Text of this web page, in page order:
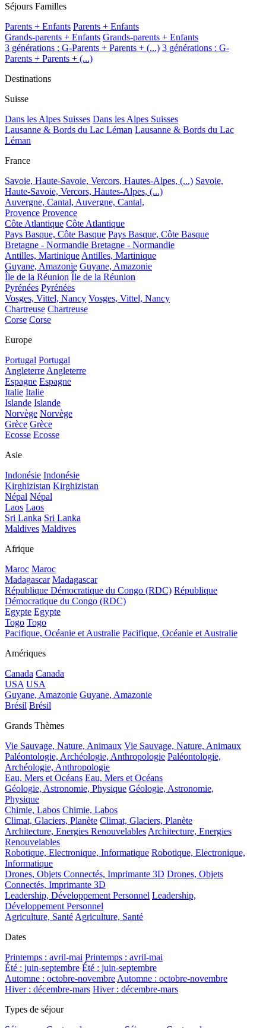
Séjours Familles
Parents + Enfants Parents + Enfants
Grands-parents + Enfants Grands-parents + Enfants
3 générations : G-Parents + Parents + (...) 3 générations : G-
Parents + Parents + (...)
Destinations
Suisse
Dans les Alpes Suisses Dans les Alpes Suisses
Lausanne & Bords du Lac Léman Lausanne & Bords du Lac
Léman
France
Savoie, Haute-Savoie, Vercors, Hautes-Alpes, (...) Savoie,
Haute-Savoie, Vercors, Hautes-Alpes, (...)
Auvergne, Cantal, Auvergne, Cantal,
Provence Provence
Côte Atlantique Côte Atlantique
Pays Basque, Côte Basque Pays Basque, Côte Basque
Bretagne - Normandie Bretagne - Normandie
Antilles, Martinique Antilles, Martinique
Guyane, Amazonie Guyane, Amazonie
Île de la Réunion Île de la Réunion
Pyrénées Pyrénées
Vosges, Vittel, Nancy Vosges, Vittel, Nancy
Chartreuse Chartreuse
Corse Corse
Europe
Portugal Portugal
Angleterre Angleterre
Espagne Espagne
Italie Italie
Islande Islande
Norvège Norvège
Grèce Grèce
Ecosse Ecosse
Asie
Indonésie Indonésie
Kirghizistan Kirghizistan
Népal Népal
Laos Laos
Sri Lanka Sri Lanka
Maldives Maldives
Afrique
Maroc Maroc
Madagascar Madagascar
République Démocratique du Congo (RDC) République
Démocratique du Congo (RDC)
Egypte Egypte
Togo Togo
Pacifique, Océanie et Australie Pacifique, Océanie et Australie
Amériques
Canada Canada
USA USA
Guyane, Amazonie Guyane, Amazonie
Brésil Brésil
Grands Thèmes
Vie Sauvage, Nature, Animaux Vie Sauvage, Nature, Animaux
Paléontologie, Archéologie, Anthropologie Paléontologie,
Archéologie, Anthropologie
Eau, Mers et Océans Eau, Mers et Océans
Géologie, Astronomie, Physique Géologie, Astronomie,
Physique
Chimie, Labos Chimie, Labos
Climat, Glaciers, Planète Climat, Glaciers, Planète
Architecture, Energies Renouvelables Architecture, Energies
Renouvelables
Robotique, Electronique, Informatique Robotique, Electronique,
Informatique
Drones, Objets Connectés, Imprimante 3D Drones, Objets
Connectés, Imprimante 3D
Leadership, Développement Personnel Leadership,
Développement Personnel
Agriculture, Santé Agriculture, Santé
Dates
Printemps : avril-mai Printemps : avril-mai
Été : juin-septembre Été : juin-septembre
Automne : octobre-novembre Automne : octobre-novembre
Hiver : décembre-mars Hiver : décembre-mars
Types de séjour